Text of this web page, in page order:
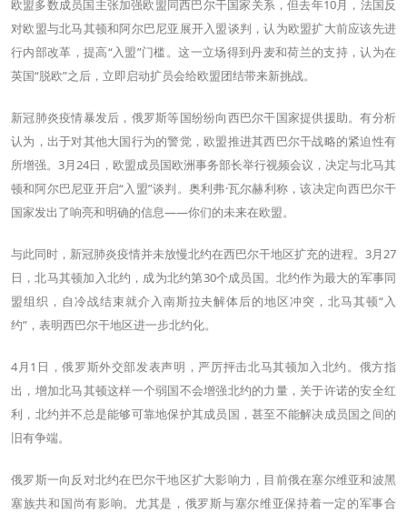
欧盟多数成员国主张加强欧盟同西巴尔干国家关系，但去年10月，法国反
对欧盟与北马其顿和阿尔巴尼亚展开入盟谈判，认为欧盟扩大前应该先进
行内部改革，提高“入盟”门槛。这一立场得到丹麦和荷兰的支持，认为在
英国“脱欧”之后，立即启动扩员会给欧盟团结带来新挑战。
新冠肺炎疫情暴发后，俄罗斯等国纷纷向西巴尔干国家提供援助。有分析
认为，出于对其他大国行为的警觉，欧盟推进其西巴尔干战略的紧迫性有
所增强。3月24日，欧盟成员国欧洲事务部长举行视频会议，决定与北马其
顿和阿尔巴尼亚开启“入盟”谈判。奥利弗·瓦尔赫利称，该决定向西巴尔干
国家发出了响亮和明确的信息——你们的未来在欧盟。
与此同时，新冠肺炎疫情并未放慢北约在西巴尔干地区扩充的进程。3月27
日，北马其顿加入北约，成为北约第30个成员国。北约作为最大的军事同
盟组织，自冷战结束就介入南斯拉夫解体后的地区冲突，北马其顿“入
约”，表明西巴尔干地区进一步北约化。
4月1日，俄罗斯外交部发表声明，严厉抨击北马其顿加入北约。俄方指
出，增加北马其顿这样一个弱国不会增强北约的力量，关于许诺的安全红
利，北约并不总是能够可靠地保护其成员国，甚至不能解决成员国之间的
旧有争端。
俄罗斯一向反对北约在巴尔干地区扩大影响力，目前俄在塞尔维亚和波黑
塞族共和国尚有影响。尤其是，俄罗斯与塞尔维亚保持着一定的军事合